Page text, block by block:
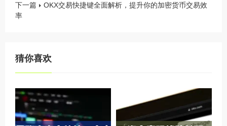
下一篇
OKX交易快捷键全面解析，提升你的加密货币交易效
率
猜你喜欢